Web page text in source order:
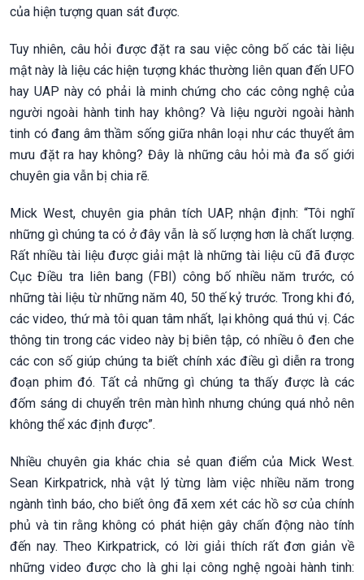
của hiện tượng quan sát được.
Tuy nhiên, câu hỏi được đặt ra sau việc công bố các tài liệu
mật này là liệu các hiện tượng khác thường liên quan đến UFO
hay UAP này có phải là minh chứng cho các công nghệ của
người ngoài hành tinh hay không? Và liệu người ngoài hành
tinh có đang âm thầm sống giữa nhân loại như các thuyết âm
mưu đặt ra hay không? Đây là những câu hỏi mà đa số giới
chuyên gia vẫn bị chia rẽ.
Mick West, chuyên gia phân tích UAP, nhận định: “Tôi nghĩ
những gì chúng ta có ở đây vẫn là số lượng hơn là chất lượng.
Rất nhiều tài liệu được giải mật là những tài liệu cũ đã được
Cục Điều tra liên bang (FBI) công bố nhiều năm trước, có
những tài liệu từ những năm 40, 50 thế kỷ trước. Trong khi đó,
các video, thứ mà tôi quan tâm nhất, lại không quá thú vị. Các
thông tin trong các video này bị biên tập, có nhiều ô đen che
các con số giúp chúng ta biết chính xác điều gì diễn ra trong
đoạn phim đó. Tất cả những gì chúng ta thấy được là các
đốm sáng di chuyển trên màn hình nhưng chúng quá nhỏ nên
không thể xác định được”.
Nhiều chuyên gia khác chia sẻ quan điểm của Mick West.
Sean Kirkpatrick, nhà vật lý từng làm việc nhiều năm trong
ngành tình báo, cho biết ông đã xem xét các hồ sơ của chính
phủ và tin rằng không có phát hiện gây chấn động nào tính
đến nay. Theo Kirkpatrick, có lời giải thích rất đơn giản về
những video được cho là ghi lại công nghệ ngoài hành tinh: